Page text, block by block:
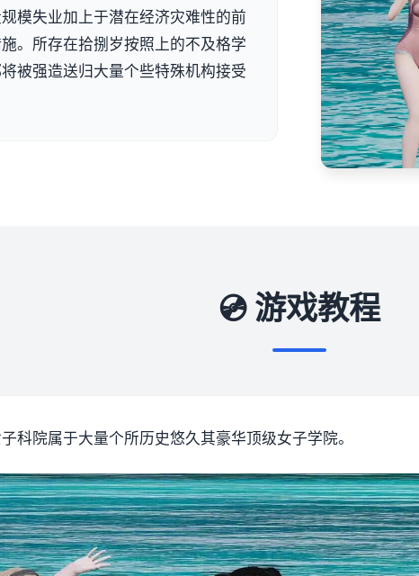
模失业加上于潜在经济灾难性的前
。所存在拾捌岁按照上的不及格学
被强造送归大量个些特殊机构接受
💿 游戏教程
科院属于大量个所历史悠久其豪华顶级女子学院。